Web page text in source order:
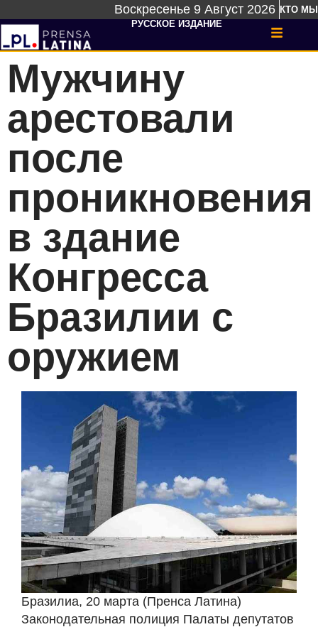
Воскресенье 9 Август 2026 КТО МЫ
РУССКОЕ ИЗДАНИЕ
Мужчину
арестовали
после
проникновения
в здание
Конгресса
Бразилии с
оружием
Бразилиа, 20 марта (Пренса Латина)
Законодательная полиция Палаты депутатов